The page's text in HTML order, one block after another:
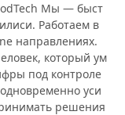
Мы — быст
Работаем в
направлениях.
который ум
под контроле
уси
решения